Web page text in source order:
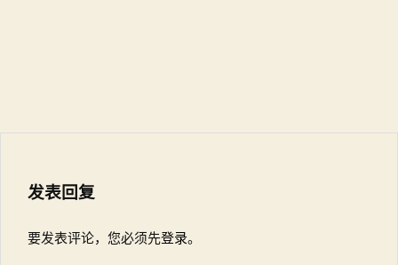
发表回复
要发表评论，您必须先登录。